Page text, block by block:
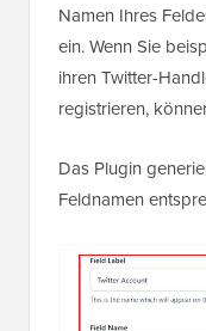
Namen Ihres
ein. Wenn Sie
ihren Twitter-
registrieren,
Das Plugin
Feldnamen